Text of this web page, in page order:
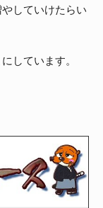
していけたらい
しています。